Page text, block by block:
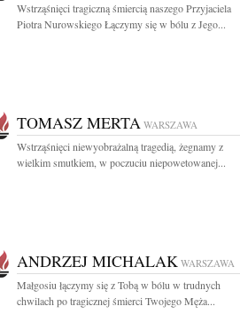
Wstrząśnięci tragiczną śmiercią naszego Przyjaciela
Piotra Nurowskiego Łączymy się w bólu z Jego...
TOMASZ MERTA WARSZAWA
Wstrząśnięci niewyobrażalną tragedią, żegnamy z
wielkim smutkiem, w poczuciu niepowetowanej...
ANDRZEJ MICHALAK WARSZAWA
Małgosiu łączymy się z Tobą w bólu w trudnych
chwilach po tragicznej śmierci Twojego Męża...